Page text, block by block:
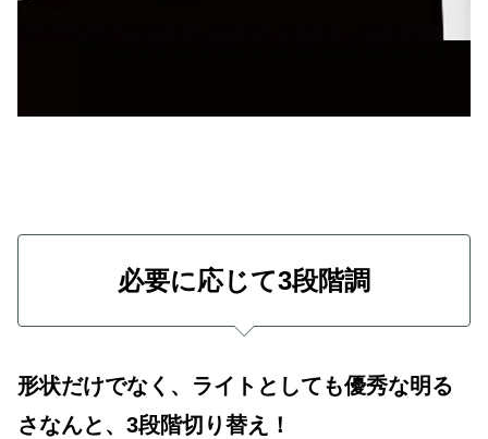
必要に応じて3段階調
形状だけでなく、ライトとしても優秀な明る
さなんと、3段階切り替え！